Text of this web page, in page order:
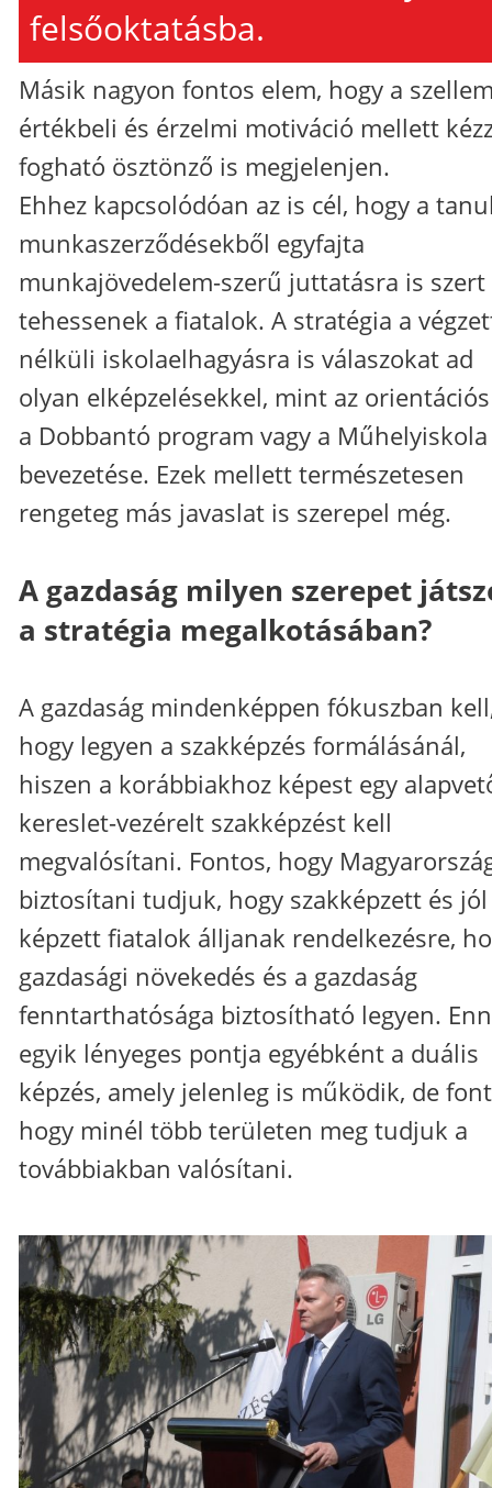
felsőoktatásba.
Másik nagyon fontos elem, hogy a
értékbeli és érzelmi motiváció mellett
fogható ösztönző is megjelenjen.
Ehhez kapcsolódóan az is cél, hogy a
munkaszerződésekből egyfajta
munkajövedelem-szerű juttatásra is szert
tehessenek a fiatalok. A stratégia a
nélküli iskolaelhagyásra is válaszokat ad
olyan elképzelésekkel, mint az
a Dobbantó program vagy a Műhelyiskola
bevezetése. Ezek mellett természetesen
rengeteg más javaslat is szerepel még.
A gazdaság milyen szerepet
a stratégia megalkotásában?
A gazdaság mindenképpen fókuszban
hogy legyen a szakképzés formálásánál,
hiszen a korábbiakhoz képest egy
kereslet-vezérelt szakképzést kell
megvalósítani. Fontos, hogy
biztosítani tudjuk, hogy szakképzett és jól
képzett fiatalok álljanak rendelkezésre,
gazdasági növekedés és a gazdaság
fenntarthatósága biztosítható legyen.
egyik lényeges pontja egyébként a duális
képzés, amely jelenleg is működik, de
hogy minél több területen meg tudjuk a
továbbiakban valósítani.